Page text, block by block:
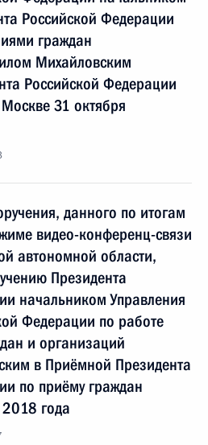
Российской Федерации
граждан
Михайловским
Российской Федерации
31 октября
данного по итогам
видео-конференц-связи
автономной области,
Президента
начальником Управления
Федерации по работе
и организаций
в Приёмной Президента
по приёму граждан
года